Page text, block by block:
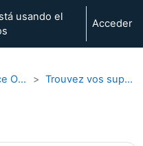
usando el
Acceder
Bibliothèques et Appui à la Science Ouverte Trouvez vos supports